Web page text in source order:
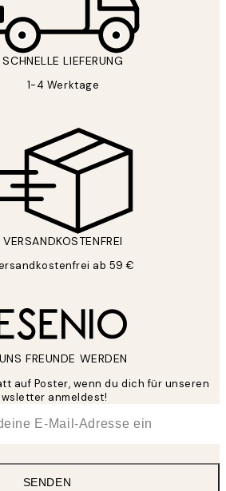
SCHNELLE LIEFERUNG
1-4 Werktage
VERSANDKOSTENFREI
ab 59 €
FREUNDE WERDEN
auf Poster, wenn du dich für unseren
anmeldest!
SENDEN